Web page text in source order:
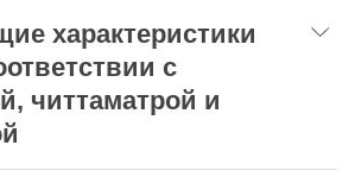
характеристики
с
читтаматрой и